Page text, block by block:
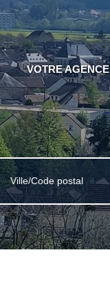
VOTRE AGENCE
Ville/Code postal